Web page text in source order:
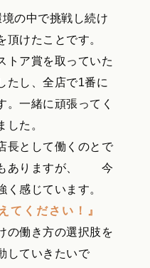
の中で挑戦し続け
けたことです。
トア賞を取っていた
たし、全店で1番に
。一緒に頑張ってく
した。
長として働くのとで
もありますが、 今
感じています。
てください！』
の働き方の選択肢を
していきたいで